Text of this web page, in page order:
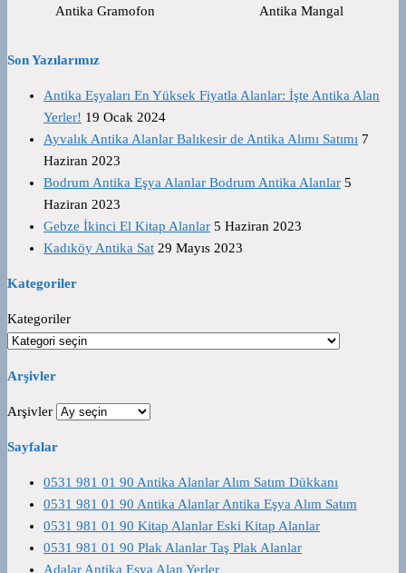
Antika Gramofon Antika Mangal
Son Yazılarımız
Antika Eşyaları En Yüksek Fiyatla Alanlar: İşte Antika Alan
Yerler! 19 Ocak 2024
Ayvalık Antika Alanlar Balıkesir de Antika Alımı Satımı 7
Haziran 2023
Bodrum Antika Eşya Alanlar Bodrum Antika Alanlar 5
Haziran 2023
Gebze İkinci El Kitap Alanlar 5 Haziran 2023
Kadıköy Antika Sat 29 Mayıs 2023
Kategoriler
Kategoriler
Arşivler
Arşivler
Sayfalar
0531 981 01 90 Antika Alanlar Alım Satım Dükkanı
0531 981 01 90 Antika Alanlar Antika Eşya Alım Satım
0531 981 01 90 Kitap Alanlar Eski Kitap Alanlar
0531 981 01 90 Plak Alanlar Taş Plak Alanlar
Adalar Antika Eşya Alan Yerler